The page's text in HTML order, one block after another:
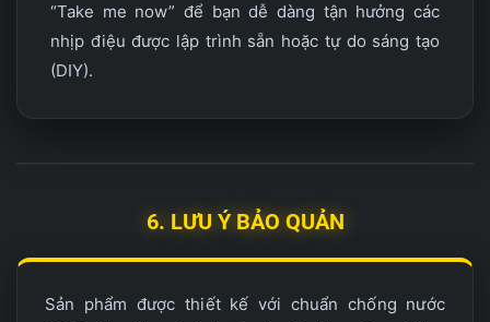
“Take me now” để bạn dễ dàng tận hưởng các
nhịp điệu được lập trình sẵn hoặc tự do sáng tạo
(DIY).
6. LƯU Ý BẢO QUẢN
Sản phẩm được thiết kế với chuẩn chống nước